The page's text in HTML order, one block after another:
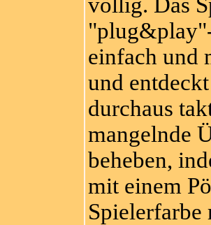
einfach und
und
durchaus
mangelnde
beheben,
mit einem
Spielerfarbe